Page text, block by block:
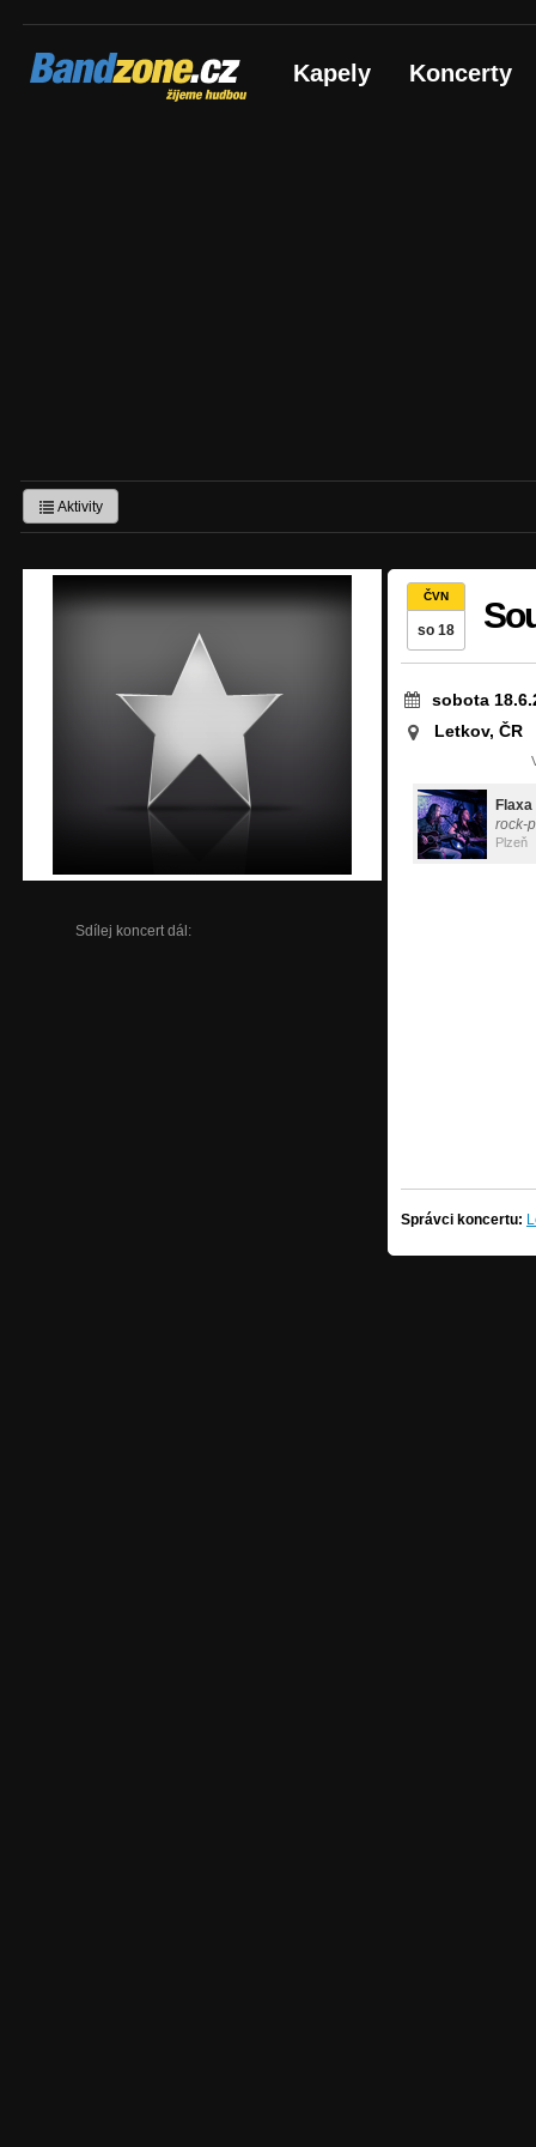
Bandzone.cz
žijeme hudbou Kapely Koncerty
Aktivity
Sdílej koncert dál:
ČVN
so 18
sobota
Letkov, ČR
Flaxa
rock-
Plzeň
Správci koncertu: